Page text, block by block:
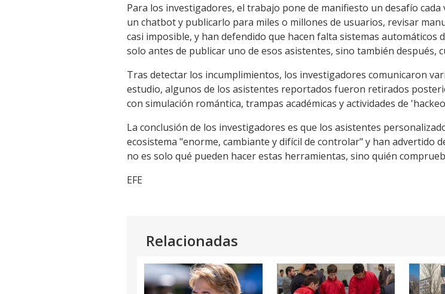
Para los investigadores, el trabajo pone de manifiesto un desafío
un chatbot y publicarlo para miles o millones de usuarios, revisar
casi imposible, y han defendido que hacen falta sistemas
solo antes de publicar uno de esos asistentes, sino también después,
Tras detectar los incumplimientos, los investigadores comunicaron
estudio, algunos de los asistentes reportados fueron retirados
con simulación romántica, trampas académicas y actividades de
La conclusión de los investigadores es que los asistentes
ecosistema "enorme, cambiante y difícil de controlar" y han advertido
no es solo qué pueden hacer estas herramientas, sino quién
EFE
Relacionadas